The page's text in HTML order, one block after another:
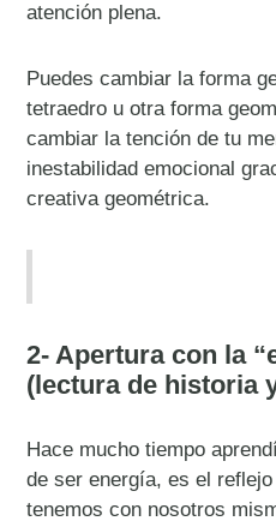
atención plena.
Puedes cambiar la forma
tetraedro u otra forma
cambiar la tención de tu
inestabilidad emocional
creativa geométrica.
2- Apertura con la
(lectura de historia
Hace mucho tiempo
de ser energía, es el
tenemos con nosotros